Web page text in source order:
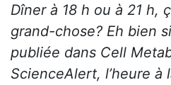
Dîner à 18 h ou à 21 h,
grand-chose? Eh bien
publiée dans Cell
ScienceAlert, l’heure à